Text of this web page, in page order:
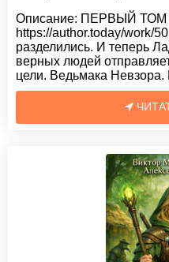
Описание: ПЕРВЫЙ
https://author.today/work/
разделились. И теперь
верных людей
цели. Ведьмака Невзора.